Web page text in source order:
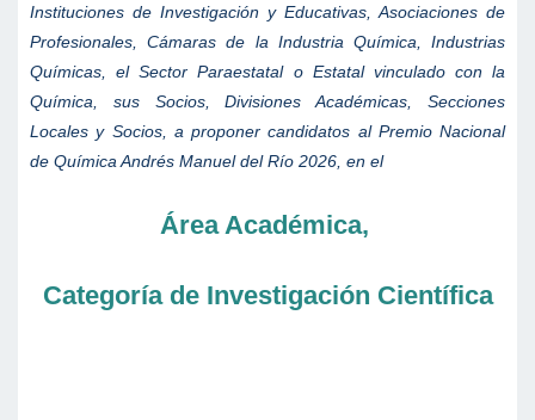
Instituciones de Investigación y Educativas, Asociaciones de
Profesionales, Cámaras de la Industria Química, Industrias
Químicas, el Sector Paraestatal o Estatal vinculado con la
Química, sus Socios, Divisiones Académicas, Secciones
Locales y Socios, a proponer candidatos al Premio Nacional
de Química Andrés Manuel del Río 2026, en el
Área Académica,
Categoría de Investigación Científica